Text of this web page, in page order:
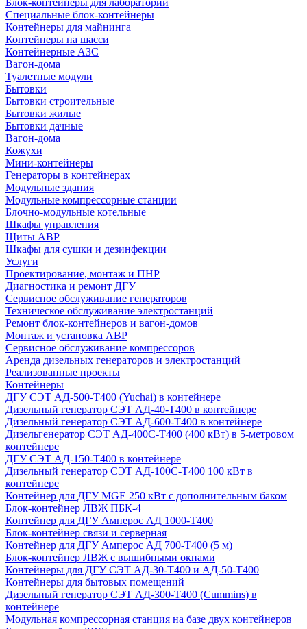
Блок-контейнеры для лабораторий
Специальные блок-контейнеры
Контейнеры для майнинга
Контейнеры на шасси
Контейнерные АЗС
Вагон-дома
Туалетные модули
Бытовки
Бытовки строительные
Бытовки жилые
Бытовки дачные
Вагон-дома
Кожухи
Мини-контейнеры
Генераторы в контейнерах
Модульные здания
Модульные компрессорные станции
Блочно-модульные котельные
Шкафы управления
Щиты АВР
Шкафы для сушки и дезинфекции
Услуги
Проектирование, монтаж и ПНР
Диагностика и ремонт ДГУ
Сервисное обслуживание генераторов
Техническое обслуживание электростанций
Ремонт блок-контейнеров и вагон-домов
Монтаж и установка АВР
Сервисное обслуживание компрессоров
Аренда дизельных генераторов и электростанций
Реализованные проекты
Контейнеры
ДГУ СЭТ АД-500-Т400 (Yuchai) в контейнере
Дизельный генератор СЭТ АД-40-Т400 в контейнере
Дизельный генератор СЭТ АД-600-Т400 в контейнере
Дизельгенератор СЭТ АД-400С-Т400 (400 кВт) в 5-метровом
контейнере
ДГУ СЭТ АД-150-Т400 в контейнере
Дизельный генератор СЭТ АД-100С-Т400 100 кВт в
контейнере
Контейнер для ДГУ MGE 250 кВт с дополнительным баком
Блок-контейнер ЛВЖ ПБК-4
Контейнер для ДГУ Амперос АД 1000-Т400
Блок-контейнер связи и серверная
Контейнер для ДГУ Амперос АД 700-Т400 (5 м)
Блок-контейнер ЛВЖ с вышибными окнами
Контейнеры для ДГУ СЭТ АД-30-Т400 и АД-50-Т400
Контейнеры для бытовых помещений
Дизельный генератор СЭТ АД-300-Т400 (Cummins) в
контейнере
Модульная компрессорная станция на базе двух контейнеров